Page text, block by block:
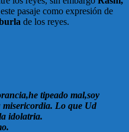
pasaje como expresión de
de los reyes.
tipeado mal,soy
Lo que Ud
idolatria.